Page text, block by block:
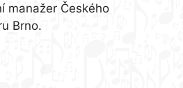
manažer Českého
Brno.